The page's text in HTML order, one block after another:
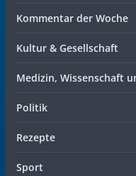
Kommentar der Woche
Kultur & Gesellschaft
Medizin, Wissenschaft
Politik
Rezepte
Sport